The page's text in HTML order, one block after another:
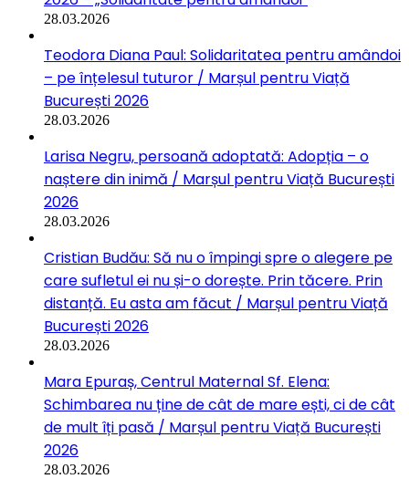
28.03.2026
Teodora Diana Paul: Solidaritatea pentru amândoi
– pe înțelesul tuturor / Marșul pentru Viață
București 2026
28.03.2026
Larisa Negru, persoană adoptată: Adopția – o
naștere din inimă / Marșul pentru Viață București
2026
28.03.2026
Cristian Budău: Să nu o împingi spre o alegere pe
care sufletul ei nu și-o dorește. Prin tăcere. Prin
distanță. Eu asta am făcut / Marșul pentru Viață
București 2026
28.03.2026
Mara Epuraș, Centrul Maternal Sf. Elena:
Schimbarea nu ține de cât de mare ești, ci de cât
de mult îți pasă / Marșul pentru Viață București
2026
28.03.2026